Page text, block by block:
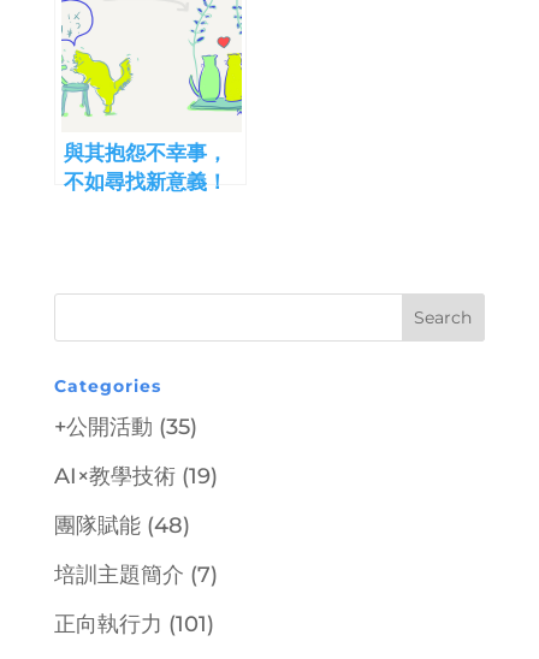
與其抱怨不幸事，
不如尋找新意義！
Categories
+公開活動 (35)
AI×教學技術(19)
團隊賦能(48)
培訓主題簡介 (7)
正向執行力 (101)